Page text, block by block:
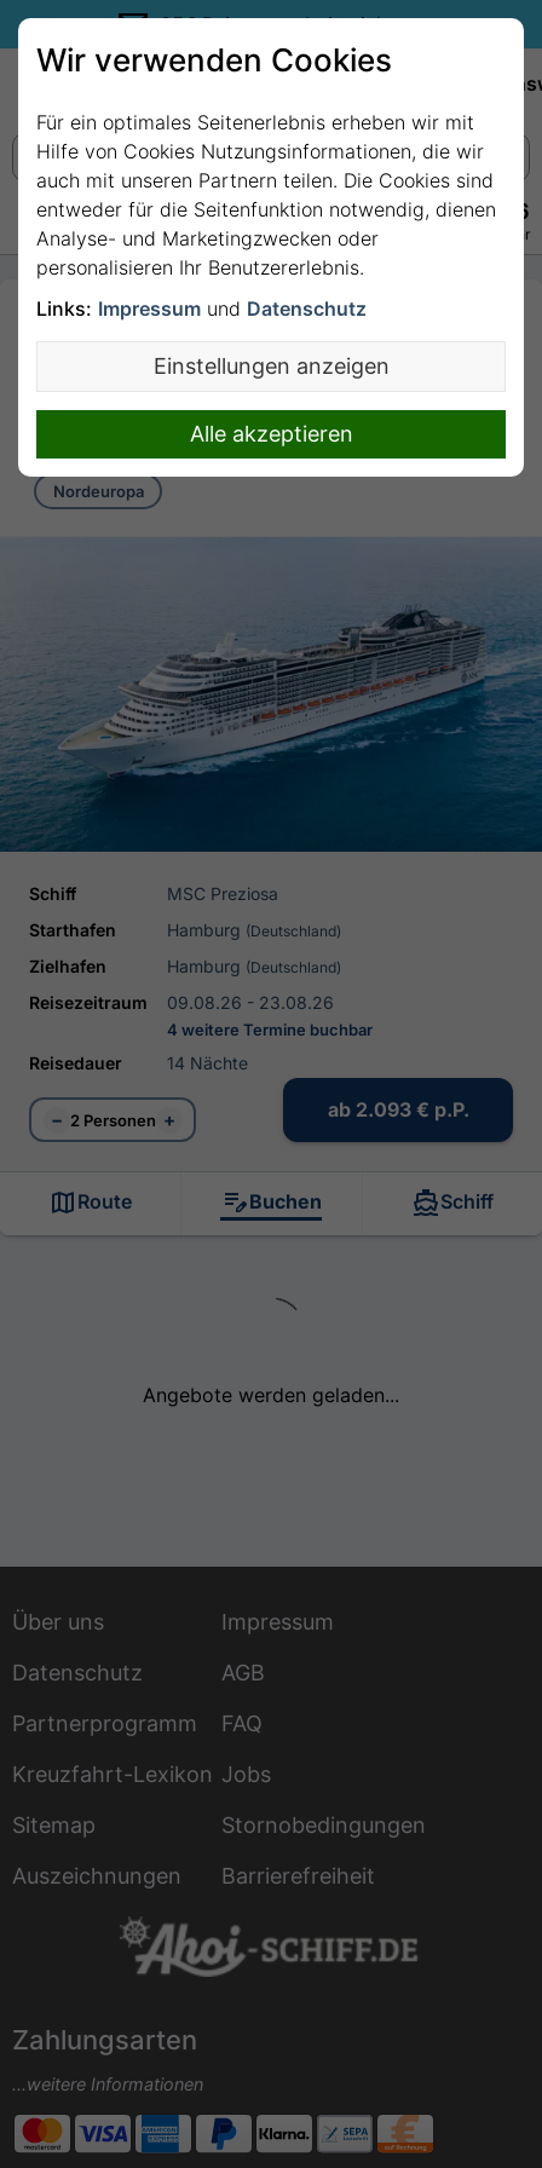
35€ Reisegutschein sichern.
+49 228 3875 7256
Persönlich · Kostenlos · Täglich 08–22 Uhr
14 Nächte Nordeuropa
ab/bis Hamburg mit
MSC Preziosa
14 Nächte von/bis Hamburg
Nordeuropa
Schiff
MSC Preziosa
Starthafen
Hamburg (Deutschland)
Zielhafen Hamburg (Deutschland)
Reisezeitraum 09.08.26 - 23.08.26
4 weitere Termine buchbar
Reisedauer 14 Nächte
− 2 Personen + ab 2.093 € p.P.
Route Buchen Schiff
Angebote werden geladen...
Über uns
Impressum
Datenschutz
AGB
Partnerprogramm
FAQ
Kreuzfahrt-Lexikon Jobs
Sitemap
Stornobedingungen
Auszeichnungen
Barrierefreiheit
Zahlungsarten
...weitere Informationen
Wir verwenden Cookies
Für ein optimales Seitenerlebnis erheben wir mit
Hilfe von Cookies Nutzungsinformationen, die wir
auch mit unseren Partnern teilen. Die Cookies sind
entweder für die Seitenfunktion notwendig, dienen
Analyse- und Marketingzwecken oder
personalisieren Ihr Benutzererlebnis.
Links: Impressum und Datenschutz
Einstellungen anzeigen
Alle akzeptieren